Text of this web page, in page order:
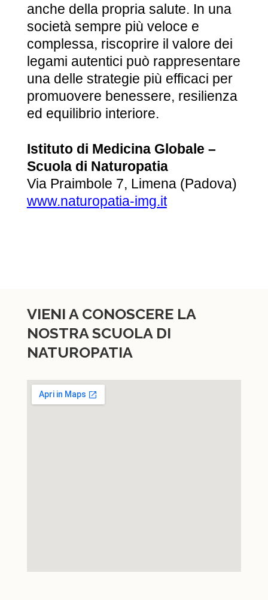
anche della propria salute. In una
società sempre più veloce e
complessa, riscoprire il valore dei
legami autentici può rappresentare
una delle strategie più efficaci per
promuovere benessere, resilienza
ed equilibrio interiore.
Istituto di Medicina Globale –
Scuola di Naturopatia
Via Praimbole 7, Limena (Padova)
www.naturopatia-img.it
VIENI A CONOSCERE LA
NOSTRA SCUOLA DI
NATUROPATIA